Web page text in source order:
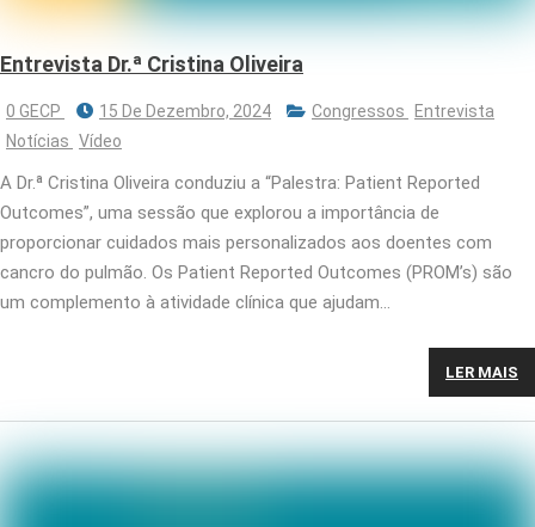
Entrevista Dr.ª Cristina Oliveira
0 GECP 15 De Dezembro, 2024 Congressos
Entrevista
Notícias Vídeo
A Dr.ª Cristina Oliveira conduziu a “Palestra: Patient Reported
Outcomes”, uma sessão que explorou a importância de
proporcionar cuidados mais personalizados aos doentes com
cancro do pulmão. Os Patient Reported Outcomes (PROM’s) são
um complemento à atividade clínica que ajudam…
LER MAIS